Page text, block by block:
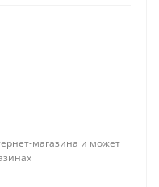
магазина и может